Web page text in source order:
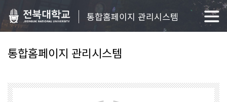
통합홈페이지 관리시스템
통합홈페이지 관리시스템